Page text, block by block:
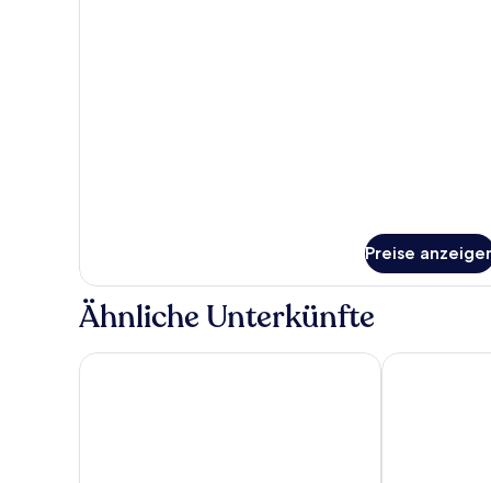
Preise
Ähnliche Unterkünfte
Hotel Berlin, Berlin, a member of Radisson Individuals
Mercure